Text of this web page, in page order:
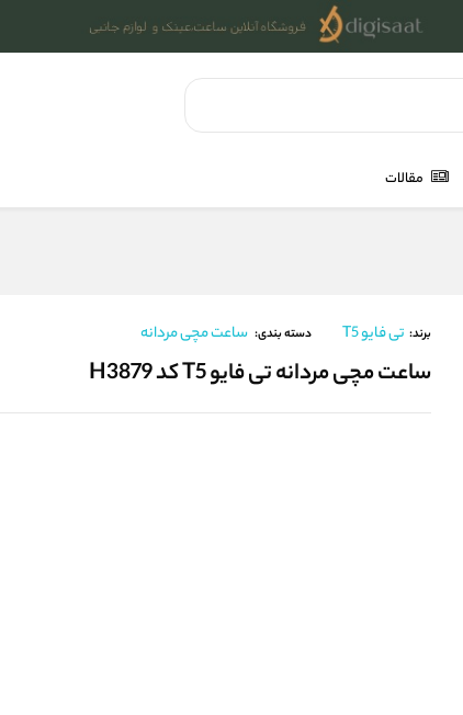
مقالات
برند: تی فایو T5 دسته بندی: ساعت مچی مردانه
ساعت مچی مردانه تی فایو T5 کد H3879